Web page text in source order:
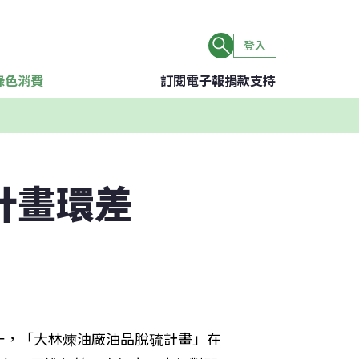
登入
色消費 訂閱電子報捐款支持
畫環差
「大林煉油廠油品脫硫計畫」在